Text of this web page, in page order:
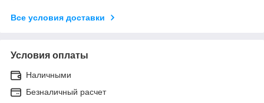
Все условия доставки
Условия оплаты
Наличными
Безналичный расчет